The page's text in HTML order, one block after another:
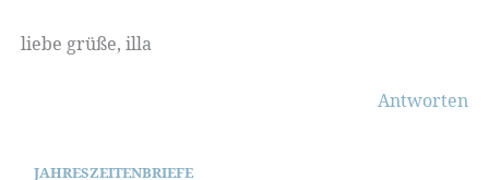
liebe grüße, illa
Antworten
JAHRESZEITENBRIEFE